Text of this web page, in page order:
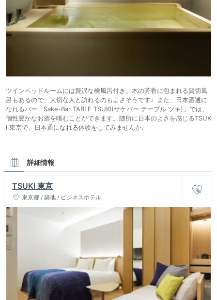
ツインベッドルームには贅沢な檜風呂付き。木の芳香に包まれる貸切風
呂もあるので、大切な人と訪れるのもよさそうです♩また、日本酒通に
なれるバー「Sake-Bar TABLE TSUKI(サケバー テーブル ツキ)」では、
個性豊かなお酒を嗜むことができます。随所に日本のよさを感じるTSUK
I 東京で、日本通になれる体験をしてみませんか♩
詳細情報
TSUKI 東京
東京都 / 築地 / ビジネスホテル